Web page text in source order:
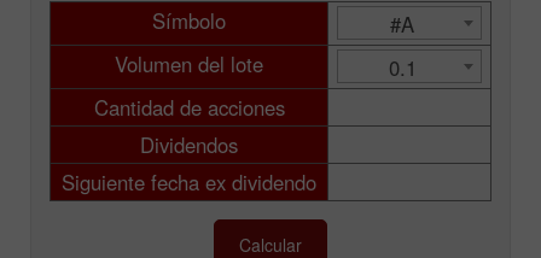
Símbolo
#A
Volumen del lote
0.1
Cantidad de acciones
Dividendos
Siguiente fecha ex dividendo
Calcular